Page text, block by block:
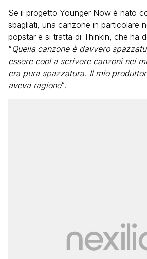
Se il progetto Younger Now è nato
sbagliati, una canzone in particolare
popstar e si tratta di Thinkin, che ha
“Quella canzone è davvero
essere cool a scrivere canzoni nei
era pura spazzatura. Il mio
aveva ragione“.